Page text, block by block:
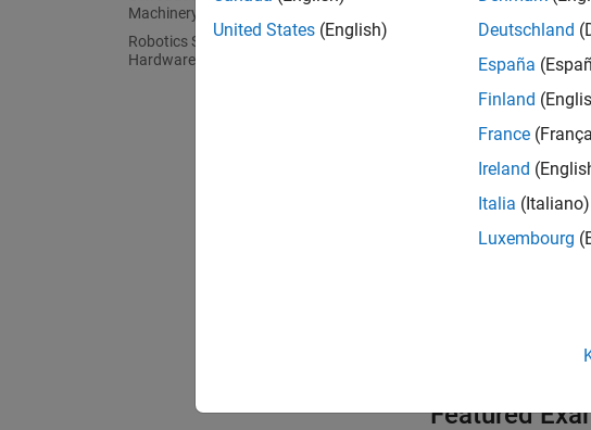
Machinery
Robotics System Toolbox Supported
Hardware
Rigid Body
Collision
Blocks
expand all
Featured
United States (English)
Deutschland
España
Finland
France
Ireland
Italia (Italiano)
Luxembourg